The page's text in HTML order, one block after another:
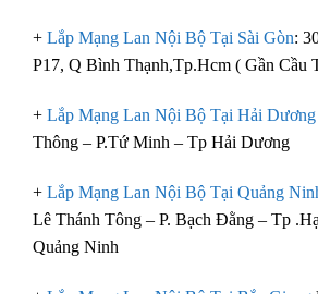
+ Lắp Mạng Lan Nội Bộ Tại Sài Gòn:
P17, Q Bình Thạnh,Tp.Hcm ( Gần Cầu
+ Lắp Mạng Lan Nội Bộ Tại Hải Dương
Thông – P.Tứ Minh – Tp Hải Dương
+ Lắp Mạng Lan Nội Bộ Tại Quảng
Lê Thánh Tông – P. Bạch Đằng – Tp
Quảng Ninh